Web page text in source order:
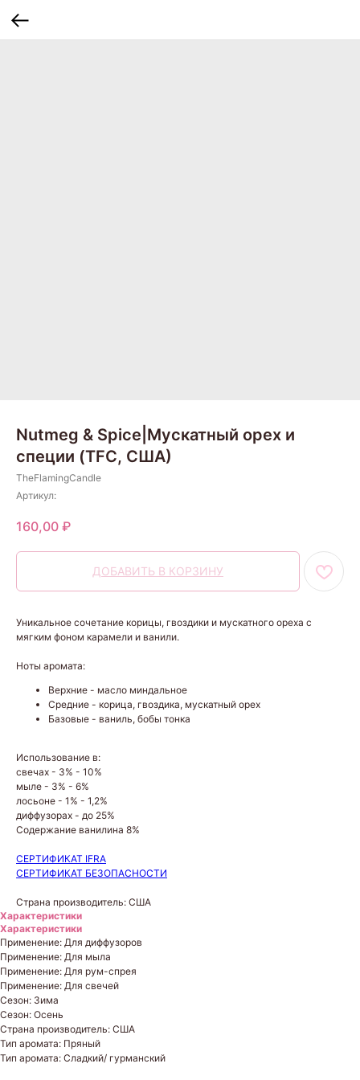
Nutmeg & Spice|Мускатный орех и
специи (TFC, США)
TheFlamingCandle
Артикул:
160,00 ₽
ДОБАВИТЬ В КОРЗИНУ
Уникальное сочетание корицы, гвоздики и мускатного ореха с
мягким фоном карамели и ванили.
Ноты аромата:
Верхние - масло миндальное
Средние - корица, гвоздика, мускатный орех
Базовые - ваниль, бобы тонка
Использование в:
свечах - 3% - 10%
мыле - 3% - 6%
лосьоне - 1% - 1,2%
диффузорах - до 25%
Содержание ванилина 8%
СЕРТИФИКАТ IFRA
СЕРТИФИКАТ БЕЗОПАСНОСТИ
Страна производитель: США
Характеристики
Характеристики
Применение: Для диффузоров
Применение: Для мыла
Применение: Для рум-спрея
Применение: Для свечей
Сезон: Зима
Сезон: Осень
Страна производитель: США
Тип аромата: Пряный
Тип аромата: Сладкий/ гурманский